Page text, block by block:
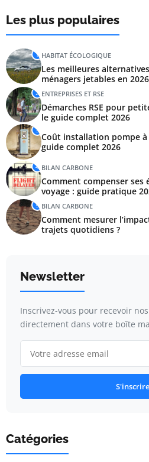
Les plus populaires
1 HABITAT ÉCOLOGIQUE
Les meilleures
ménagers jetables en 2026
2 ENTREPRISES ET RSE
Démarches RSE pour
le guide complet 2026
3
Coût installation pompe
guide complet 2026
4 BILAN CARBONE
Comment compenser ses
voyage : guide pratique
5 BILAN CARBONE
Comment mesurer
trajets quotidiens ?
Newsletter
Inscrivez-vous pour recevoir
directement dans votre boîte
S'inscrire
Catégories